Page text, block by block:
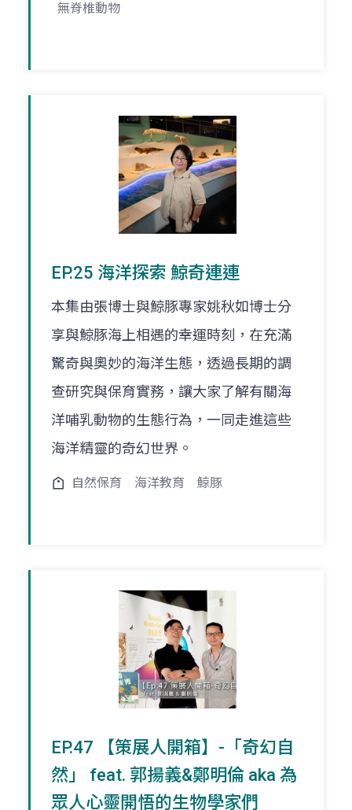
無脊椎動物
EP.25 海洋探索 鯨奇連連
本集由張博士與鯨豚專家姚秋如博士分
享與鯨豚海上相遇的幸運時刻，在充滿
驚奇與奧妙的海洋生態，透過長期的調
查研究與保育實務，讓大家了解有關海
洋哺乳動物的生態行為，一同走進這些
海洋精靈的奇幻世界。
自然保育 海洋教育 鯨豚
EP.47 【策展人開箱】-「奇幻自
然」 feat. 郭揚義&鄭明倫 aka 為
眾人心靈開悟的生物學家們